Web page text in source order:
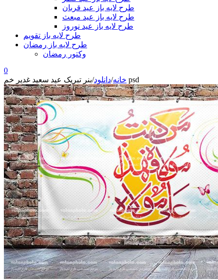
طرح لایه باز عید قربان
طرح لایه باز عید مبعث
طرح لایه باز عید نوروز
طرح لایه باز تقویم
طرح لایه باز رمضان
وکتور رمضان
0
خانه/دانلود/ بنر تبریک عید سعید غدیر خم psd